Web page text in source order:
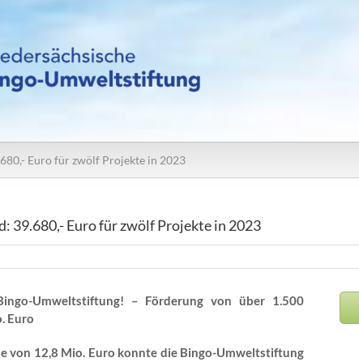
Euro für zwölf Projekte in 2023
39.680,- Euro für zwölf Projekte in 2023
Umweltstiftung! – Förderung von über 1.500
Euro
von 12,8 Mio. Euro konnte die Bingo-Umweltstiftung